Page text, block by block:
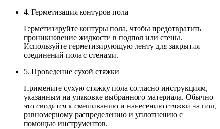
4. Герметизация контуров пола
Герметизируйте контуры пола, чтобы предотвратить
проникновение жидкости в подпол или стены.
Используйте герметизирующую ленту для закрытия
соединений пола с стенами.
5. Проведение сухой стяжки
Примените сухую стяжку пола согласно инструкциям,
указанным на упаковке выбранного материала. Обычно
это сводится к смешиванию и нанесению стяжки на пол,
равномерному распределению и уплотнению с
помощью инструментов.